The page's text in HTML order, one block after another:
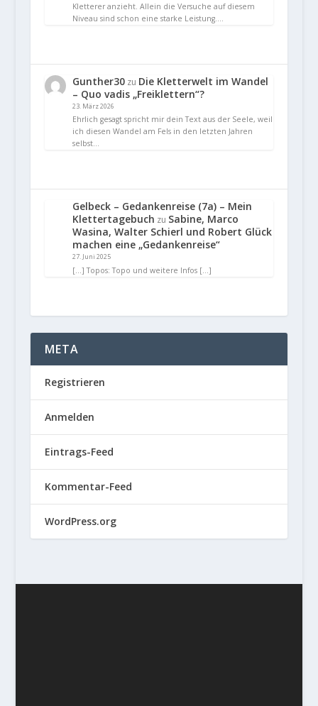
Kletterer anzieht. Allein die Versuche auf diesem
Niveau sind schon eine starke Leistung.…
Gunther30zu Die Kletterwelt im Wandel
– Quo vadis „Freiklettern“?
23. März 2026
Ehrlich gesagt spricht mir dein Text aus der Seele, weil
ich diesen Wandel am Fels in den letzten Jahren
selbst…
Gelbeck – Gedankenreise (7a) – Mein
Klettertagebuch zu Sabine, Marco
Wasina, Walter Schierl und Robert Glück
machen eine „Gedankenreise“
27. Juni 2025
[…] Topos: Topo und weitere Infos […]
META
Registrieren
Anmelden
Eintrags-Feed
Kommentar-Feed
WordPress.org